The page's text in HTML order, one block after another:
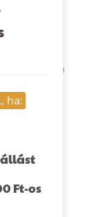
ha:
állást
Ft-os